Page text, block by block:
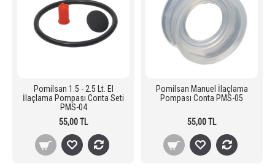
Pomilsan 1.5 - 2.5 Lt. El
İlaçlama Pompası Conta Seti
PMS-04
55,00 TL
Pomilsan Manuel İlaçlama
Pompası Conta PMS-05
55,00 TL